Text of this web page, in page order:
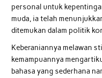
personal untuk
muda, ia telah
ditemukan dalam politik
Keberaniannya melawan
kemampuannya
bahasa yang sederhana